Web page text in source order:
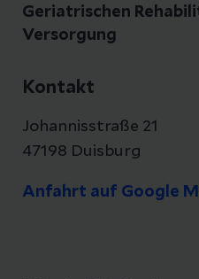
Geriatrischen
Versorgung
Kontakt
Johannisstraße 21
47198 Duisburg
Anfahrt auf Google